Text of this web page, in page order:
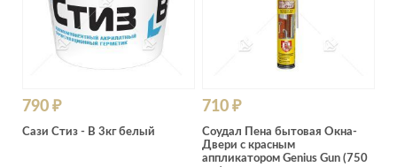
790 ₽
Сази Стиз - В 3кг белый
710 ₽
Соудал Пена бытовая Окна-
Двери с красным
аппликатором Genius Gun (750